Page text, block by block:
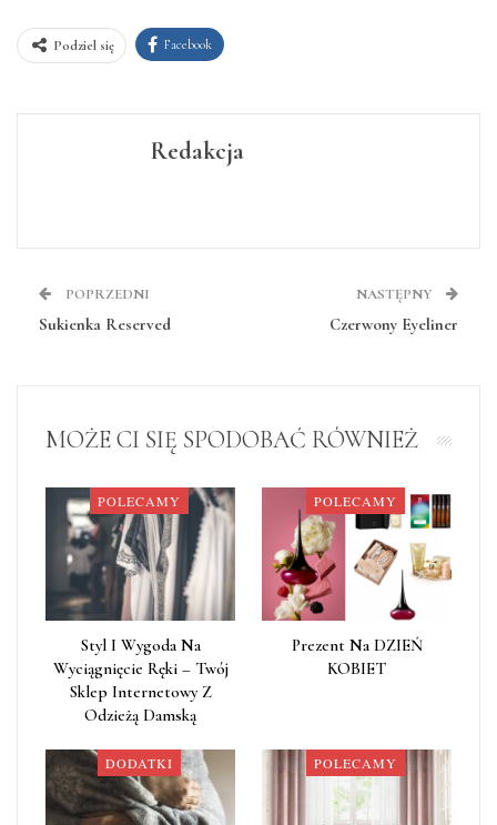
Podziel się Facebook
Redakcja
POPRZEDNI
Sukienka Reserved
NASTĘPNY
Czerwony Eyeliner
MOŻE CI SIĘ SPODOBAĆ RÓWNIEŻ
POLECAMY
Styl I Wygoda Na
Wyciągnięcie Ręki – Twój
Sklep Internetowy Z
Odzieżą Damską
POLECAMY
Prezent Na DZIEŃ
KOBIET
DODATKI POLECAMY